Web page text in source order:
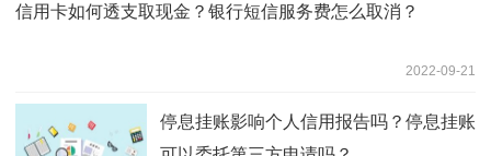
信用卡如何透支取现金？银行短信服务费怎么取消？
2022-09-21
停息挂账影响个人信用报告吗？停息挂账